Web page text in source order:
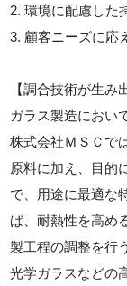
2. 環境に配慮した
3. 顧客ニーズに応
【調合技術が生み
ガラス製造におい
株式会社ＭＳＣで
原料に加え、目的
で、用途に最適な
ば、耐熱性を高め
製工程の調整を行
光学ガラスなどの